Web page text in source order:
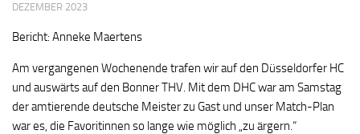
DEZEMBER 2023
Bericht: Anneke Maertens
Am vergangenen Wochenende trafen wir auf den Düsseldorfer HC
und auswärts auf den Bonner THV. Mit dem DHC war am Samstag
der amtierende deutsche Meister zu Gast und unser Match-Plan
war es, die Favoritinnen so lange wie möglich „zu ärgern.“